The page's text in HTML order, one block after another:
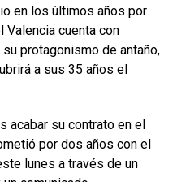
en los últimos años por
cuenta con
protagonismo de antaño,
a sus 35 años el
acabar su contrato en el
por dos años con el
lunes a través de un